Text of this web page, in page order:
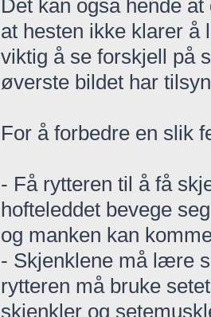
Det kan også hende
at hesten ikke klarer å
viktig å se forskjell på
øverste bildet har
For å forbedre en slik
- Få rytteren til å få
hofteleddet bevege
og manken kan
- Skjenklene må lære
rytteren må bruke
skjenkler og